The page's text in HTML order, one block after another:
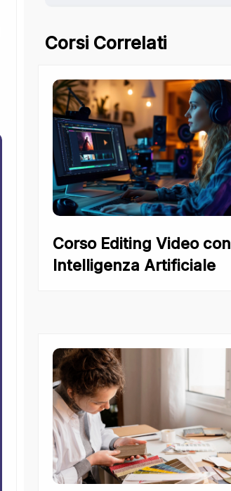
Corsi Correlati
Corso Editing Video con
Intelligenza Artificiale